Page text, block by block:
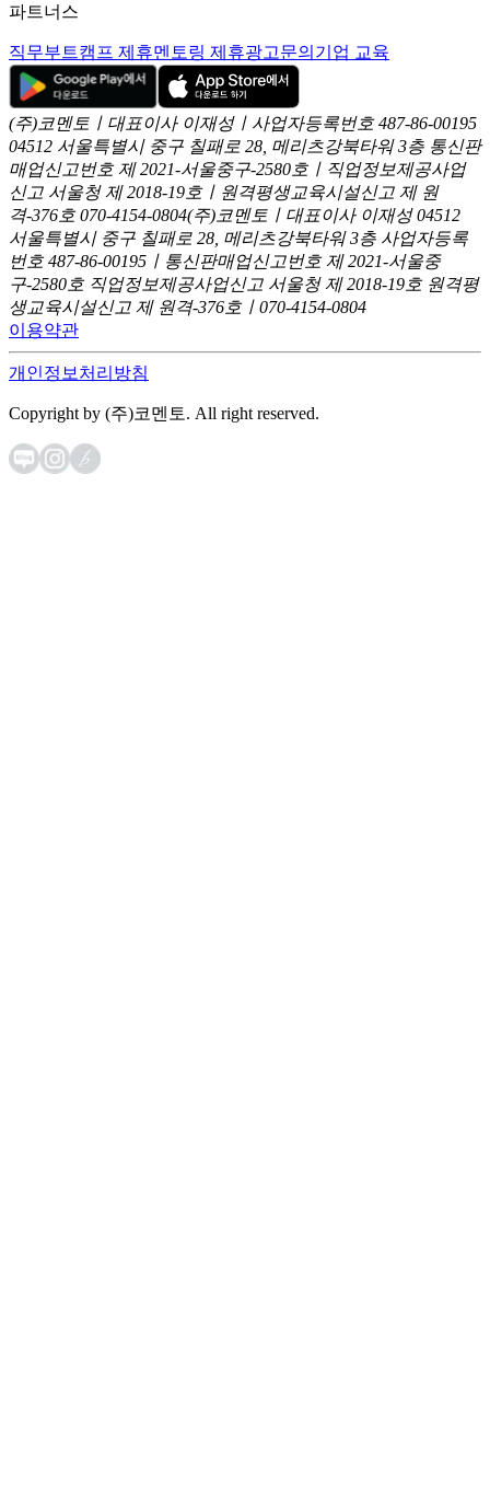
파트너스
직무부트캠프 제휴멘토링 제휴광고문의 기업 교육
(주)코멘토ㅣ대표이사 이재성ㅣ사업자등록번호 487-86-00195
04512 서울특별시 중구 칠패로 28, 메리츠강북타워 3층 통신판
매업신고번호 제 2021-서울중구-2580호ㅣ직업정보제공사업
신고 서울청 제 2018-19호ㅣ원격평생교육시설신고 제 원
격-376호 070-4154-0804(주)코멘토ㅣ대표이사 이재성 04512
서울특별시 중구 칠패로 28, 메리츠강북타워 3층 사업자등록
번호 487-86-00195ㅣ통신판매업신고번호 제 2021-서울중
구-2580호 직업정보제공사업신고 서울청 제 2018-19호 원격평
생교육시설신고 제 원격-376호ㅣ070-4154-0804
이용약관
개인정보처리방침
Copyright by (주)코멘토. All right reserved.